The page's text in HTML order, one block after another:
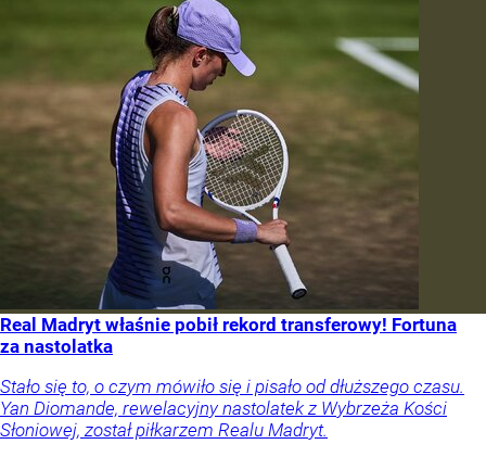
Real Madryt właśnie pobił rekord transferowy! Fortuna
za nastolatka
Stało się to, o czym mówiło się i pisało od dłuższego czasu.
Yan Diomande, rewelacyjny nastolatek z Wybrzeża Kości
Słoniowej, został piłkarzem Realu Madryt.